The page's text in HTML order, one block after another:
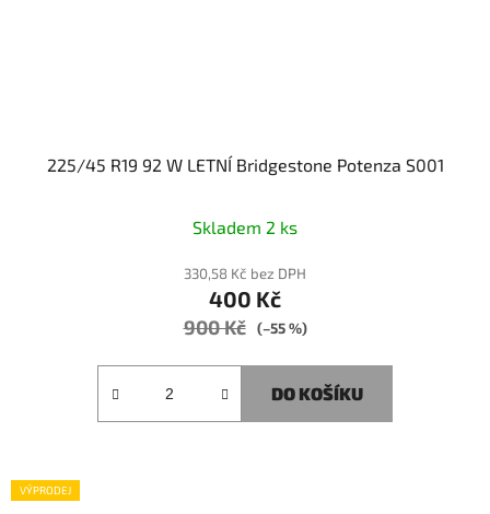
225/45 R19 92 W LETNÍ Bridgestone Potenza S001
Skladem 2 ks
330,58 Kč bez DPH
400 Kč
900 Kč (–55 %)
DO KOŠÍKU
VÝPRODEJ